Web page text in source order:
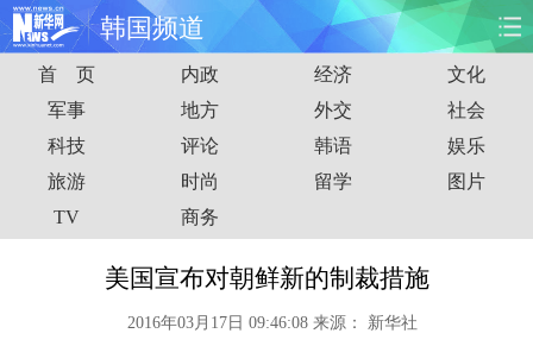
韩国频道
首页 时政 国际 财经
娱乐 体育 人事 教育
时尚 思客
台湾 华人
能源 房产
首 页 内政 经济
文化
军事
地方 外交
社会
科技
评论 韩语
娱乐
旅游
时尚 留学
图片
TV
商务
美国宣布对朝鲜新的制裁措施
2016年03月17日 09:46:08 来源： 新华社